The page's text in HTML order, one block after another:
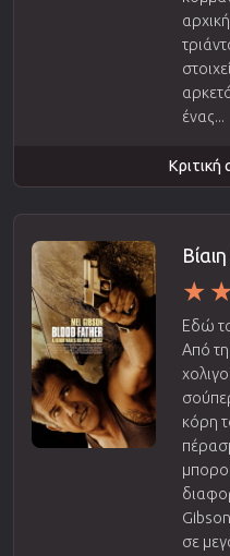
ένας...
Κριτική
Εδώ
Από
κόρη
σε